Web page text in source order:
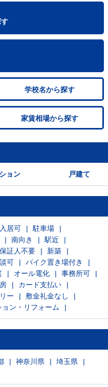
学校名から探す
家賃相場から探す
ョン 戸建て
居可
駐車場
南向き
駅近
保証人不要
新築
可
バイク置き場付き
オール電化
事務所可
カード支払い
ー
敷金礼金なし
ョン・リフォーム
神奈川県
埼玉県